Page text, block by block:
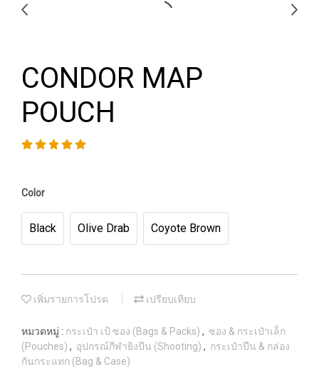
CONDOR MAP
POUCH
Color
Black Olive Drab Coyote Brown
เพิ่มรายการโปรด เปรียบเทียบ
หมวดหมู่ : กระเป๋า เป้ ซอง (Bags & Packs) , ซอง & กระเป๋าเล็ก
(Pouches) , อุปกรณ์กีฬายิงปืน (Shooting) , กระเป๋าปืน & กล่อง
กันกระแทก (Bag & Case)